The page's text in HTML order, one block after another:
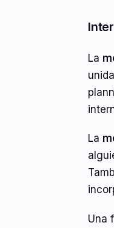
La
La
Una